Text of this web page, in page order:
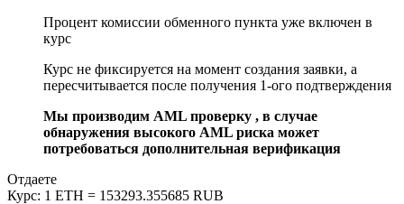
Процент комиссии обменного пункта уже включен в
курс
Курс не фиксируется на момент создания заявки, а
пересчитывается после получения 1-ого подтверждения
Мы производим AML проверку , в случае
обнаружения высокого AML риска может
потребоваться дополнительная верификация
Отдаете
Курс: 1 ETH = 153293.355685 RUB